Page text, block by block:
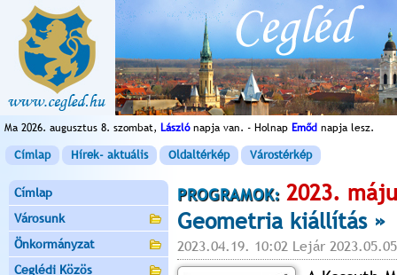
Ma 2026. augusztus 8. szombat, Lászlónapja van. - Holnap Emőd napja lesz.
Címlap Hírek- aktuális Oldaltérkép Várostérkép
Címlap
Városunk
Önkormányzat
Ceglédi Közös
PROGRAMOK: 2023.
Geometria kiállítás »
2023.04.19. 10:02 Lejár